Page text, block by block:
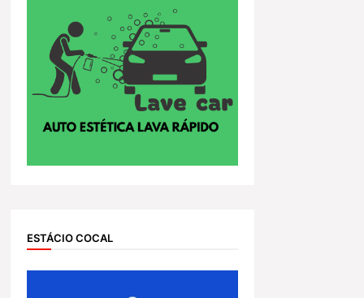
ESTÁCIO COCAL